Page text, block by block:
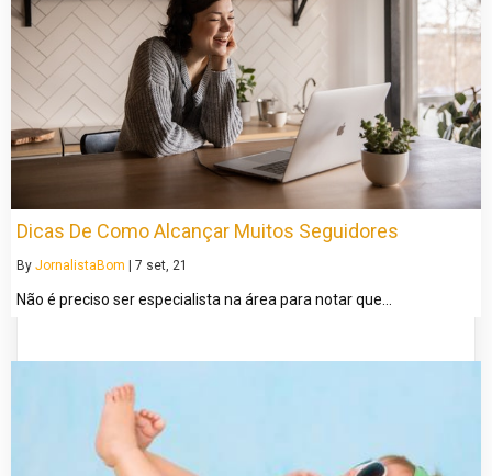
Dicas De Como Alcançar Muitos Seguidores
By JornalistaBom | 7 set, 21
Não é preciso ser especialista na área para notar que…